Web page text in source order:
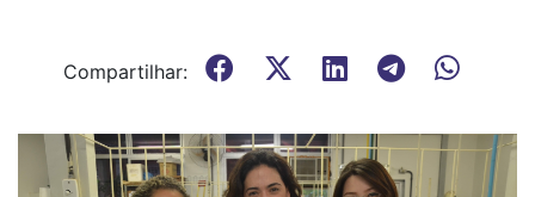
Compartilhar: